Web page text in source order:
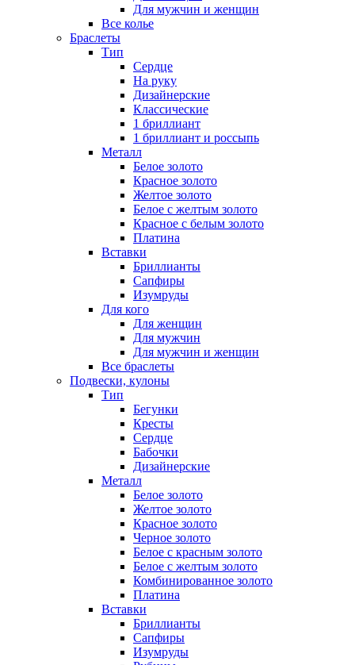
Для мужчин и женщин
Все колье
Браслеты
Тип
Сердце
На руку
Дизайнерские
Классические
1 бриллиант
1 бриллиант и россыпь
Металл
Белое золото
Красное золото
Желтое золото
Белое с желтым золото
Красное с белым золото
Платина
Вставки
Бриллианты
Сапфиры
Изумруды
Для кого
Для женщин
Для мужчин
Для мужчин и женщин
Все браслеты
Подвески, кулоны
Тип
Бегунки
Кресты
Сердце
Бабочки
Дизайнерские
Металл
Белое золото
Желтое золото
Красное золото
Черное золото
Белое с красным золото
Белое с желтым золото
Комбинированное золото
Платина
Вставки
Бриллианты
Сапфиры
Изумруды